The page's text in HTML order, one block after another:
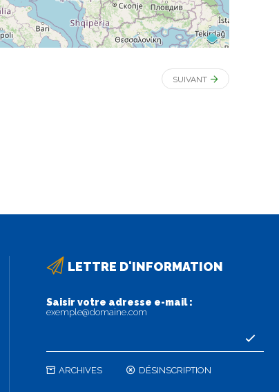
SUIVANT
LETTRE D'INFORMATION
Saisir votre adresse e-mail :
exemple@domaine.com
ARCHIVES DÉSINSCRIPTION